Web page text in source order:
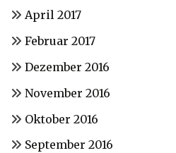
April 2017
Februar 2017
Dezember 2016
November 2016
Oktober 2016
September 2016